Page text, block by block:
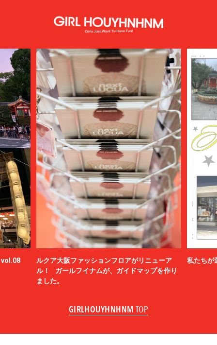
vol.08
ルクア大阪ファッションフロアがリニューア
ル！ ガールフイナムが、ガイドマップを作り
ました。
私たちが
GIRLHOUYHNHNM TOP